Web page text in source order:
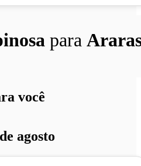
para
você
agosto